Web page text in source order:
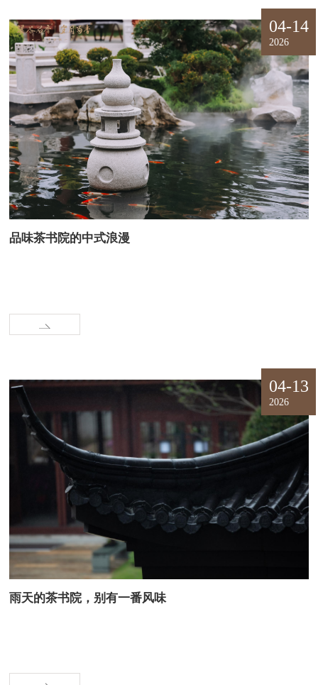
04-14
2026
品味茶书院的中式浪漫
04-13
2026
雨天的茶书院，别有一番风味